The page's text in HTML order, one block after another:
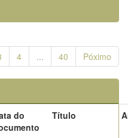
4 ... 40 Póximo
do
Título